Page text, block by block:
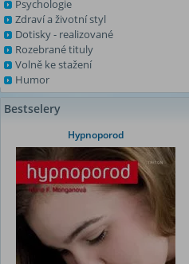
Psychologie
Zdraví a životní styl
Dotisky - realizované
Rozebrané tituly
Volně ke stažení
Humor
Bestselery
Hypnoporod